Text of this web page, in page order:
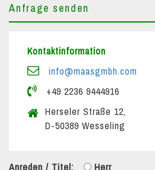
Anfrage senden
Kontaktinformation
info@maasgmbh.com
+49 2236 9444916
Herseler Straße 12,
D-50389 Wesseling
Anreden / Titel: Herr